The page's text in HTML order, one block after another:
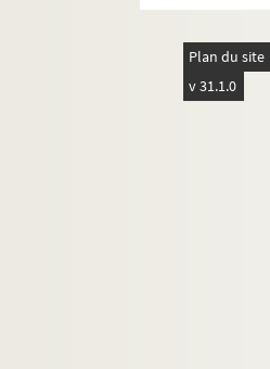
Plan du site
v 31.1.0